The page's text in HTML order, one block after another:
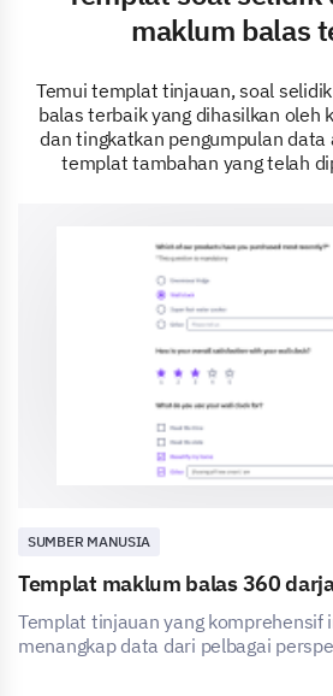
maklum balas
Temui templat tinjauan, soal
balas terbaik yang dihasilkan oleh
dan tingkatkan pengumpulan data
templat tambahan yang telah
SUMBER MANUSIA
Templat maklum balas 360
Templat tinjauan yang komprehensif
menangkap data dari pelbagai